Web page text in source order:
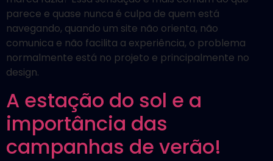
parece e quase nunca é culpa de quem está
navegando, quando um site não orienta, não
comunica e não facilita a experiência, o problema
normalmente está no projeto e principalmente no
design.
A estação do sol e a
importância das
campanhas de verão!